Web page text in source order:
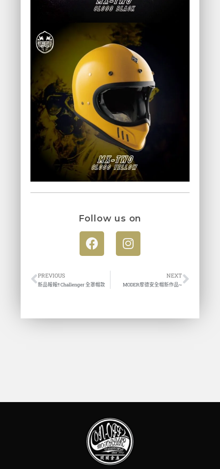
Follow us on
PREVIOUS
新品報報!! Challenger 全罩帽款
NEXT
MODER摩德安全帽新作品~